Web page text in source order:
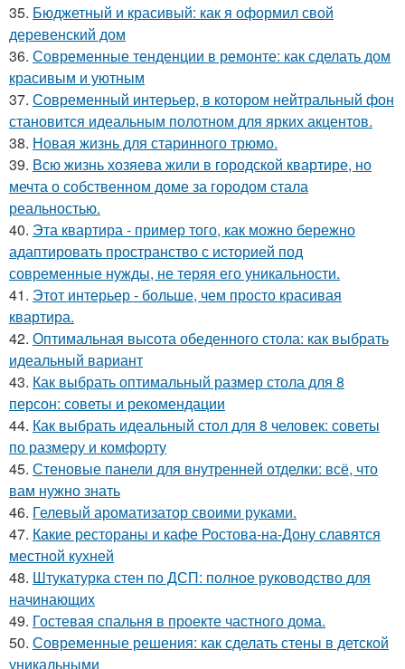
35. Бюджетный и красивый: как я оформил свой
деревенский дом
36. Современные тенденции в ремонте: как сделать дом
красивым и уютным
37. Современный интерьер, в котором нейтральный фон
становится идеальным полотном для ярких акцентов.
38. Новая жизнь для старинного трюмо.
39. Всю жизнь хозяева жили в городской квартире, но
мечта о собственном доме за городом стала
реальностью.
40. Эта квартира - пример того, как можно бережно
адаптировать пространство с историей под
современные нужды, не теряя его уникальности.
41. Этот интерьер - больше, чем просто красивая
квартира.
42. Оптимальная высота обеденного стола: как выбрать
идеальный вариант
43. Как выбрать оптимальный размер стола для 8
персон: советы и рекомендации
44. Как выбрать идеальный стол для 8 человек: советы
по размеру и комфорту
45. Стеновые панели для внутренней отделки: всё, что
вам нужно знать
46. Гелевый ароматизатор своими руками.
47. Какие рестораны и кафе Ростова-на-Дону славятся
местной кухней
48. Штукатурка стен по ДСП: полное руководство для
начинающих
49. Гостевая спальня в проекте частного дома.
50. Современные решения: как сделать стены в детской
уникальными